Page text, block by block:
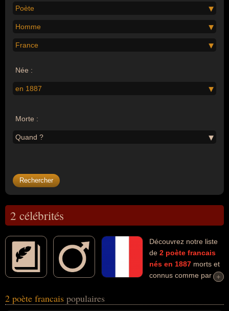
Poète
Homme
France
Née :
en 1887
Morte :
Quand ?
2 célébrités
Découvrez notre liste
de 2 poète francais
nés en 1887 morts et
connus comme par
sexe masculin) peuvent avoir des liens variés dans les domaines
+
+
2 poète francais populaires